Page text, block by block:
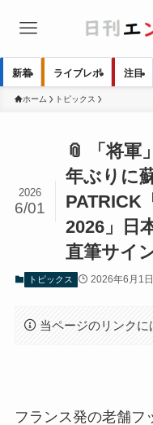
新着 ライブレポ 注目
ホーム トピックス
📎 「将軍
年ぶりに
PATRICK
2026」日
直筆サイ
2026
6/01
トピックス 2026年6月1
当ページのリンクに
フランス発の老舗フ